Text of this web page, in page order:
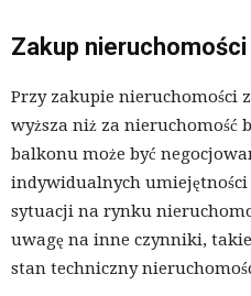
Zakup
Przy zakupie nieruchomości
wyższa niż za nieruchomość
balkonu może być
indywidualnych umiejętności
sytuacji na rynku
uwagę na inne czynniki,
stan techniczny